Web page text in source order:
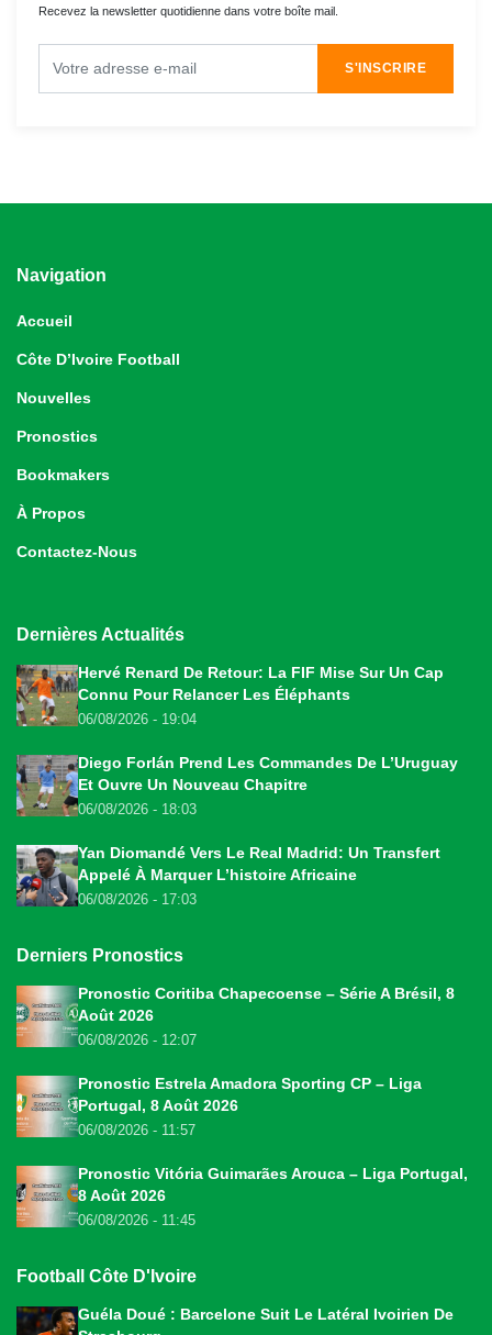
Recevez la newsletter quotidienne dans votre boîte mail.
S'INSCRIRE
Navigation
Accueil
Côte D’Ivoire Football
Nouvelles
Pronostics
Bookmakers
À Propos
Contactez-Nous
Dernières Actualités
Hervé Renard De Retour: La FIF Mise Sur Un Cap
Connu Pour Relancer Les Éléphants
06/08/2026 - 19:04
Diego Forlán Prend Les Commandes De L’Uruguay
Et Ouvre Un Nouveau Chapitre
06/08/2026 - 18:03
Yan Diomandé Vers Le Real Madrid: Un Transfert
Appelé À Marquer L’histoire Africaine
06/08/2026 - 17:03
Derniers Pronostics
Pronostic Coritiba Chapecoense – Série A Brésil, 8
Août 2026
06/08/2026 - 12:07
Pronostic Estrela Amadora Sporting CP – Liga
Portugal, 8 Août 2026
06/08/2026 - 11:57
Pronostic Vitória Guimarães Arouca – Liga Portugal,
8 Août 2026
06/08/2026 - 11:45
Football Côte D'Ivoire
Guéla Doué : Barcelone Suit Le Latéral Ivoirien De